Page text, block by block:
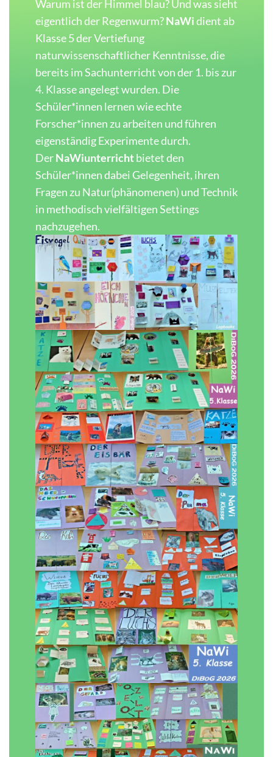
Warum ist der Himmel blau? Und was sieht
eigentlich der Regenwurm?NaWidient ab
Klasse 5 der Vertiefung
naturwissenschaftlicher Kenntnisse, die
bereits im Sachunterricht von der 1. bis zur
4. Klasse angelegt wurden. Die
Schüler*innen lernen wie echte
Forscher*innen zu arbeiten und führen
eigenständig Experimente durch.
DerNaWiunterrichtbietet den
Schüler*innen dabei Gelegenheit, ihren
Fragen zu Natur(phänomenen) und Technik
in methodisch vielfältigen Settings
nachzugehen.